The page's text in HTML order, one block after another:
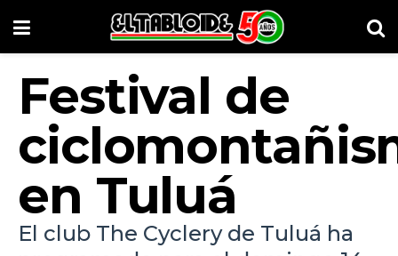
Festival de
en Tuluá
El club The Cyclery de Tuluá ha